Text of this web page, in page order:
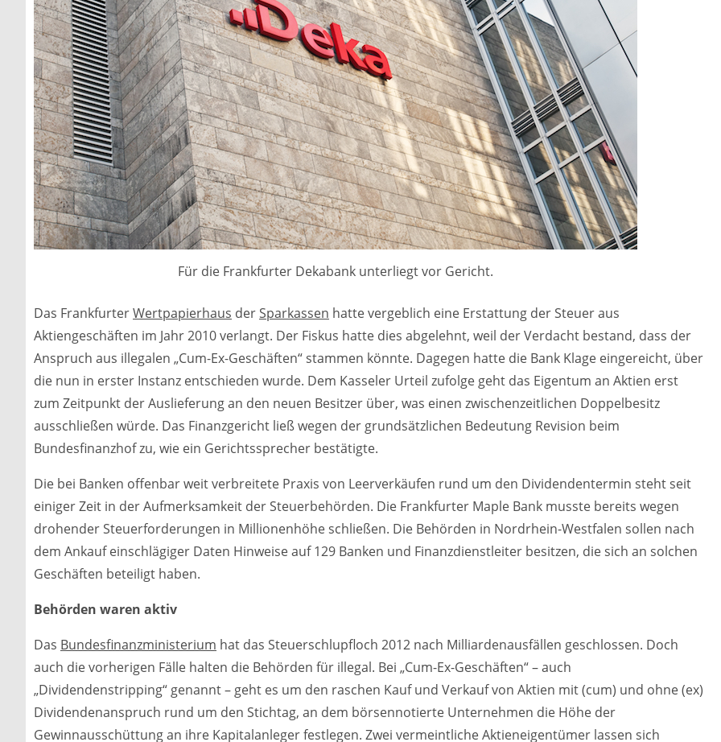
Für die Frankfurter Dekabank unterliegt vor Gericht.
Das FrankfurterWertpapierhaus derSparkassen hatte vergeblich eine Erstattung der Steuer aus
Aktiengeschäften im Jahr 2010 verlangt. Der Fiskus hatte dies abgelehnt, weil der Verdacht bestand, dass der
Anspruch aus illegalen „Cum-Ex-Geschäften“ stammen könnte. Dagegen hatte die Bank Klage eingereicht, über
die nun in erster Instanz entschieden wurde. Dem Kasseler Urteil zufolge geht das Eigentum an Aktien erst
zum Zeitpunkt der Auslieferung an den neuen Besitzer über, was einen zwischenzeitlichen Doppelbesitz
ausschließen würde. Das Finanzgericht ließ wegen der grundsätzlichen Bedeutung Revision beim
Bundesfinanzhof zu, wie ein Gerichtssprecher bestätigte.
Die bei Banken offenbar weit verbreitete Praxis von Leerverkäufen rund um den Dividendentermin steht seit
einiger Zeit in der Aufmerksamkeit der Steuerbehörden. Die Frankfurter Maple Bank musste bereits wegen
drohender Steuerforderungen in Millionenhöhe schließen. Die Behörden in Nordrhein-Westfalen sollen nach
dem Ankauf einschlägiger Daten Hinweise auf 129 Banken und Finanzdienstleiter besitzen, die sich an solchen
Geschäften beteiligt haben.
Behörden waren aktiv
Das Bundesfinanzministerium hat das Steuerschlupfloch 2012 nach Milliardenausfällen geschlossen. Doch
auch die vorherigen Fälle halten die Behörden für illegal. Bei „Cum-Ex-Geschäften“ – auch
„Dividendenstripping“ genannt – geht es um den raschen Kauf und Verkauf von Aktien mit (cum) und ohne (ex)
Dividendenanspruch rund um den Stichtag, an dem börsennotierte Unternehmen die Höhe der
Gewinnausschüttung an ihre Kapitalanleger festlegen. Zwei vermeintliche Aktieneigentümer lassen sich